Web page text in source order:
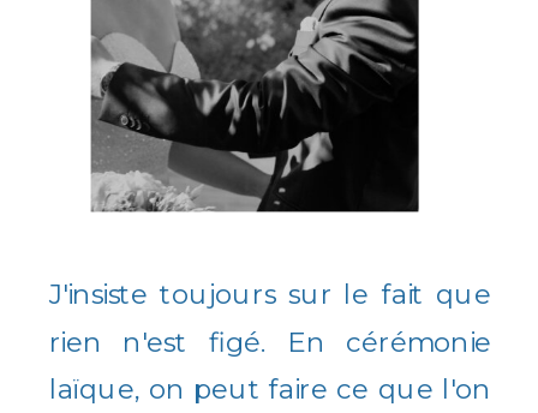
J'insiste toujours sur le fait que
rien n'est figé. En cérémonie
laïque, on peut faire ce que l'on